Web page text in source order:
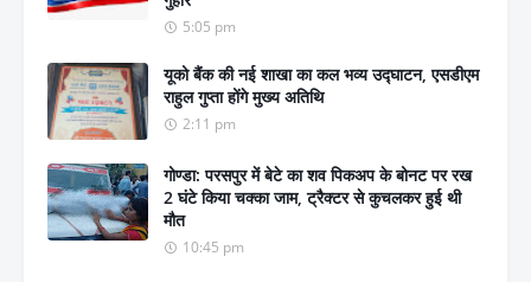
5:05 pm
यूको बैंक की नई शाखा का कल भव्य उद्घाटन, एसडीएम
राहुल गुप्ता होंगे मुख्य अतिथि
2:11 pm
गोण्डा: परसपुर में बेटे का शव पिकअप के बोनट पर रख
2 घंटे किया चक्का जाम, ट्रैक्टर से कुचलकर हुई थी
मौत
10:45 pm